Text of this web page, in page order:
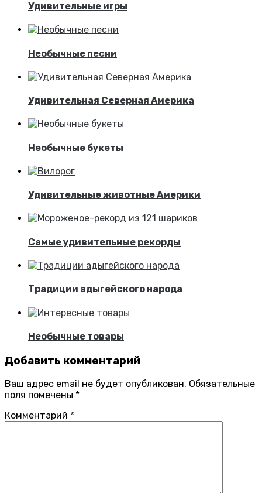
Удивительные игры
Необычные песни
Удивительная Северная Америка
Необычные букеты
Удивительные животные Америки
Самые удивительные рекорды
Традиции адыгейского народа
Необычные товары
Добавить комментарий
Ваш адрес email не будет опубликован. Обязательные
поля помечены *
Комментарий *